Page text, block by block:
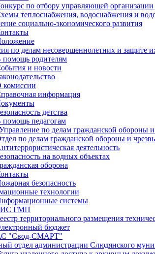
по отбору управляющей
теплоснабжения, водоснабжения и
социально-экономического развития
по делам несовершеннолетних и защите
помощь родителям
и новости
комиссии
информация
детства
помощь педагогам
по делам гражданской обороны
по делам гражданской обороны и
деятельность
на водных объектах
оборона
безопасность
технологии
системы
ГМП
территориального размещения
бюджет
"Свод-СМАРТ"
отдел администрации Слюдянского